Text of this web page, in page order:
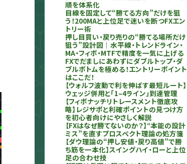
順を体系化
目線を固定して“勝てる方向”だけを狙
う！200MAと上位足で迷いを断つFXエン
トリー術
押し目買い・戻り売りの“勝てる場所だけ
狙う”設計図｜水平線・トレンドライン・
MA・フィボ・MTFで精度を一気に上げる
FXでだましにあわずにダブルトップ・ダ
ブルボトムを極める！エントリーポイント
はここだ！
【ウォルフ波動で利を伸ばす最短ルート】
ウェッジ併用と「1–4ライン」到達管理
【フィボナッチリトレースメント徹底攻
略】レジサポと利確ポイントの見つけ方
を初心者向けにやさしく解説
【FXはなぜ勝てないのか？】“本能の設計
ミス”を直すプロスペクト理論の処方箋
【ダウ理論の“押し安値・戻り高値”で勝
ち筋を一本化】スイングハイ・ローと上位
足の合わせ技